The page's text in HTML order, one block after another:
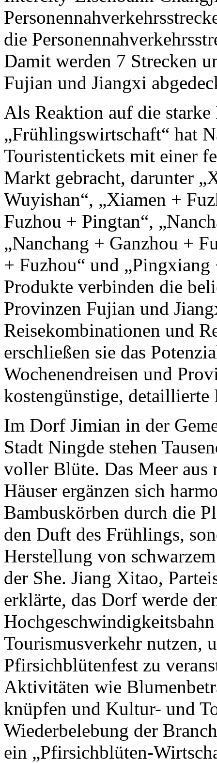
die
Damit werden 7 Strecken
Fujian und Jiangxi
Als Reaktion auf die starke
„Frühlingswirtschaft“ hat
Touristentickets mit einer
Markt gebracht, darunter
Wuyishan“, „Xiamen +
Fuzhou + Pingtan“,
„Nanchang + Ganzhou +
+ Fuzhou“ und
Produkte verbinden die
Provinzen Fujian und
Reisekombinationen und
erschließen sie das
Wochenendreisen und
kostengünstige, detaillierte
Im Dorf Jimian in der
Stadt Ningde stehen
voller Blüte. Das Meer aus
Häuser ergänzen sich
Bambuskörben durch die
den Duft des Frühlings,
Herstellung von
der She. Jiang Xitao,
erklärte, das Dorf werde
Tourismusverkehr nutzen,
Pfirsichblütenfest zu
Aktivitäten wie
knüpfen und Kultur- und
Wiederbelebung der
ein „Pfirsichblüten-